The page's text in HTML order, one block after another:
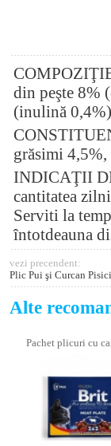
din peşte 8%
(inulină
grăsimi 4,5%,
INDICAŢII
cantitatea
Serviti la
întotdeauna
vezi precendent:
Plic Pui şi Curcan
Alte
Pachet plicuri cu